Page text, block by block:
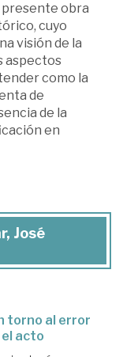
presente obra
cuyo
visión de la
aspectos
como la
de
de la
en
José
torno al error
acto